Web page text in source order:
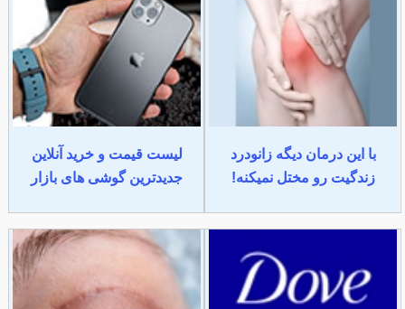
با این درمان دیگه زانودرد
زندگیت رو مختل نمیکنه!
لیست قیمت و خرید آنلاین
جدیدترین گوشی های بازار